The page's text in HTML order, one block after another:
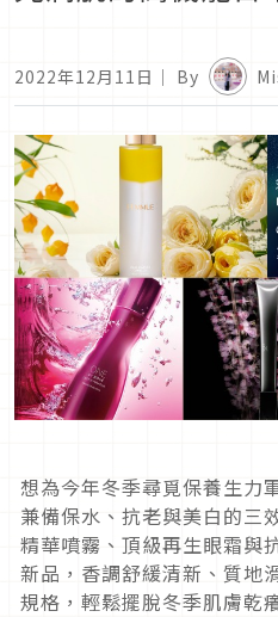
2022年12月11日 ｜ By
想為今年冬季尋覓保養生力
兼備保水、抗老與美白的三
精華噴霧、頂級再生眼霜與
新品，香調舒緩清新、質地
規格，輕鬆擺脫冬季肌膚乾